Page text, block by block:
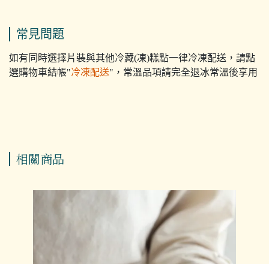
常見問題
如有同時選擇片裝與其他冷藏(凍)糕點一律冷凍配送，請點
選購物車結帳"冷凍配送"，常溫品項請完全退冰常溫後享用
相關商品